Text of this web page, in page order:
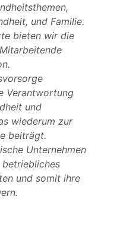
und Familie.
bieten wir die
Verantwortung
und
wiederum zur
beiträgt.
Unternehmen
und somit ihre